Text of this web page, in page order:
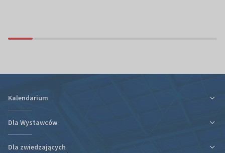
Kalendarium
Dla Wystawców
Dla zwiedzających